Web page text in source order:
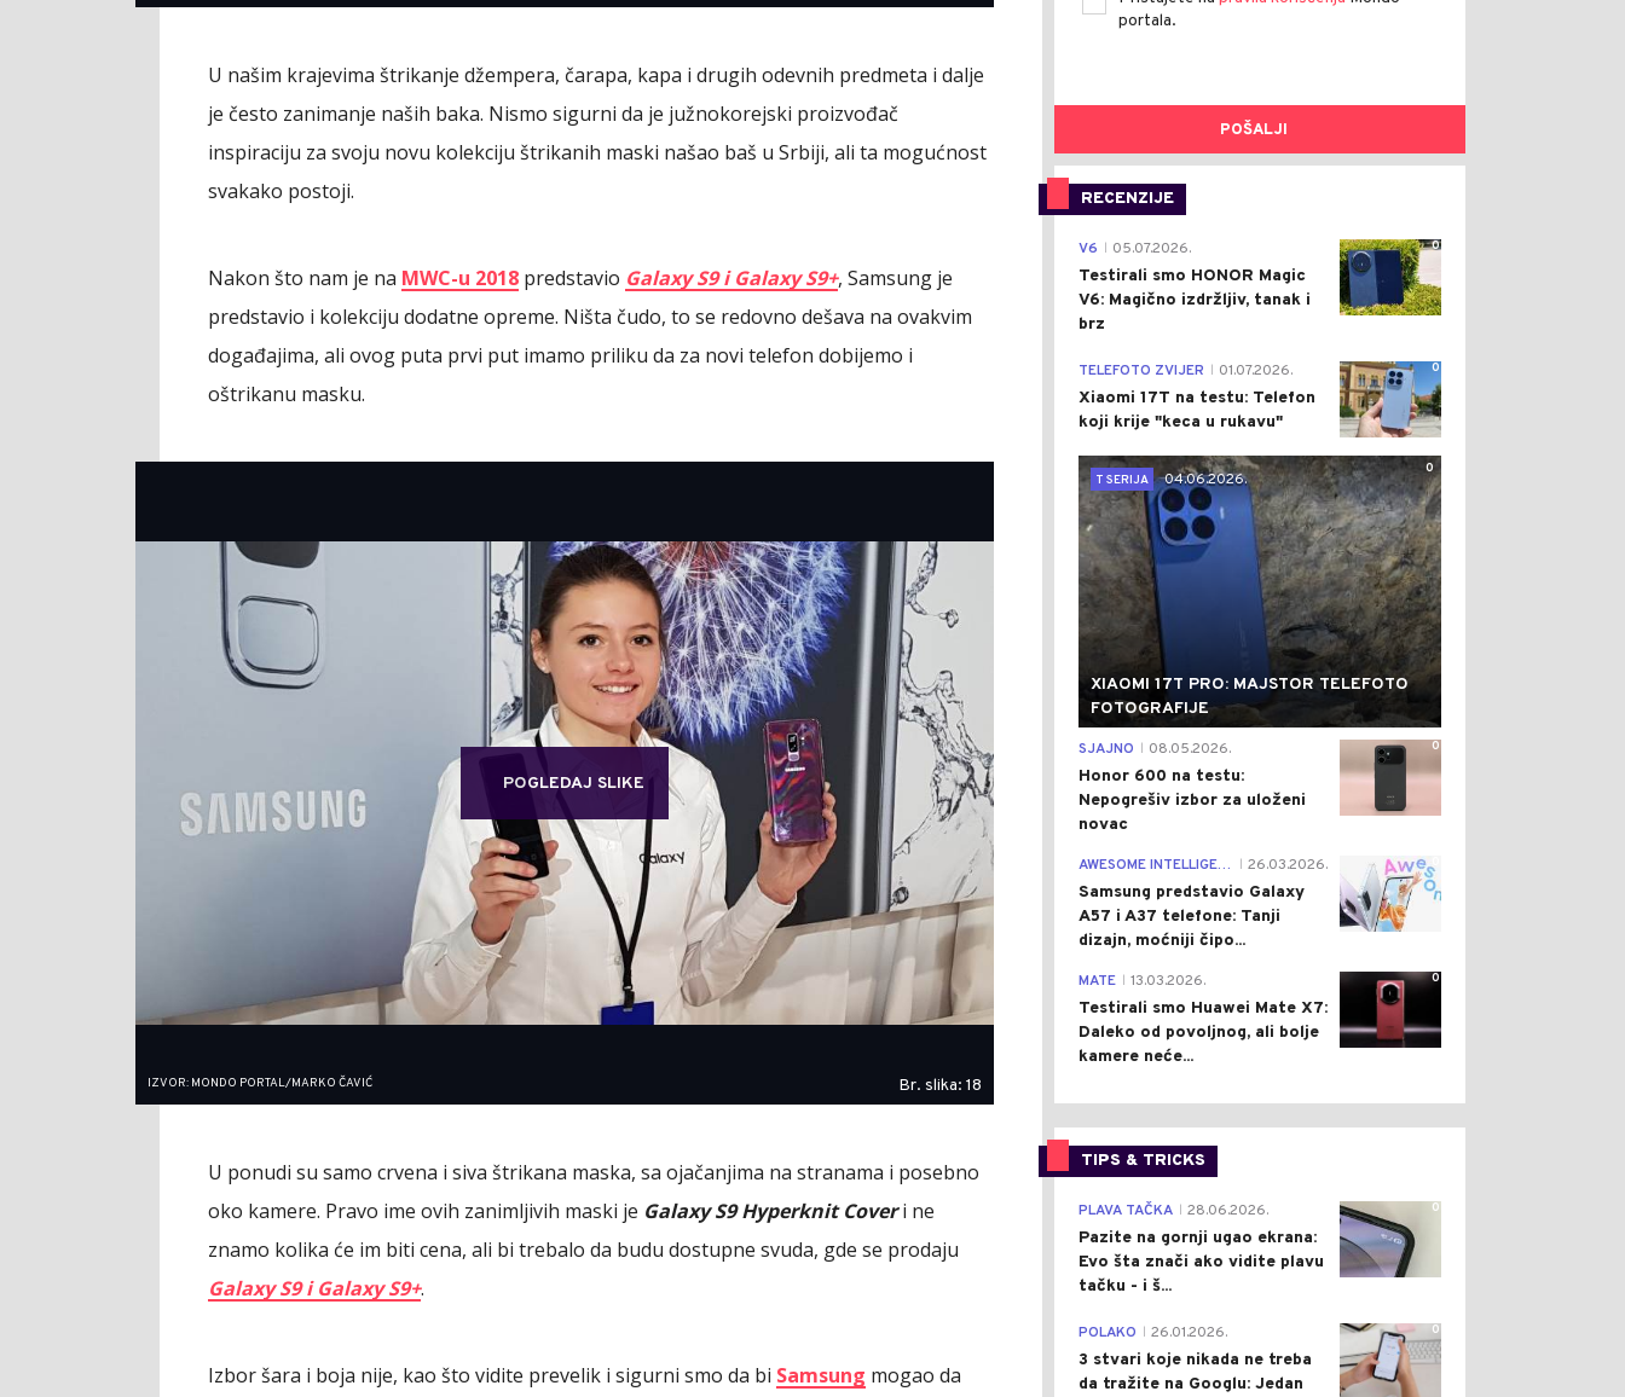
U našim krajevima štrikanje džempera, čarapa, kapa i drugih odevnih predmeta i dalje
je često zanimanje naših baka. Nismo sigurni da je južnokorejski proizvođač
inspiraciju za svoju novu kolekciju štrikanih maski našao baš u Srbiji, ali ta mogućnost
svakako postoji.
Nakon što nam je na MWC-u 2018 predstavio Galaxy S9 i Galaxy S9+, Samsung je
predstavio i kolekciju dodatne opreme. Ništa čudo, to se redovno dešava na ovakvim
događajima, ali ovog puta prvi put imamo priliku da za novi telefon dobijemo i
oštrikanu masku.
POGLEDAJ SLIKE
IZVOR: MONDO PORTAL/MARKO ČAVIĆ Br. slika: 18
U ponudi su samo crvena i siva štrikana maska, sa ojačanjima na stranama i posebno
oko kamere. Pravo ime ovih zanimljivih maski je Galaxy S9 Hyperknit Coveri ne
znamo kolika će im biti cena, ali bi trebalo da budu dostupne svuda, gde se prodaju
Galaxy S9 i Galaxy S9+.
Izbor šara i boja nije, kao što vidite prevelik i sigurni smo da bi Samsung mogao da
portala.
POŠALJI
RECENZIJE
0
V6 05.07.2026.
Testirali smo HONOR Magic
V6: Magično izdržljiv, tanak i
brz
0
TELEFOTO ZVIJER 01.07.2026.
Xiaomi 17T na testu: Telefon
koji krije "keca u rukavu"
0
T SERIJA
04.06.2026.
XIAOMI 17T PRO: MAJSTOR TELEFOTO
FOTOGRAFIJE
0
SJAJNO 08.05.2026.
Honor 600 na testu:
Nepogrešiv izbor za uloženi
novac
AWESOME INTELLIGENCE 26.03.2026.
Samsung predstavio Galaxy
A57 i A37 telefone: Tanji
dizajn, moćniji čipo...
0
MATE 13.03.2026.
Testirali smo Huawei Mate X7:
Daleko od povoljnog, ali bolje
kamere neće...
TIPS & TRICKS
0
PLAVA TAČKA 28.06.2026.
Pazite na gornji ugao ekrana:
Evo šta znači ako vidite plavu
tačku - i š...
0
POLAKO 26.01.2026.
3 stvari koje nikada ne treba
da tražite na Googlu: Jedan